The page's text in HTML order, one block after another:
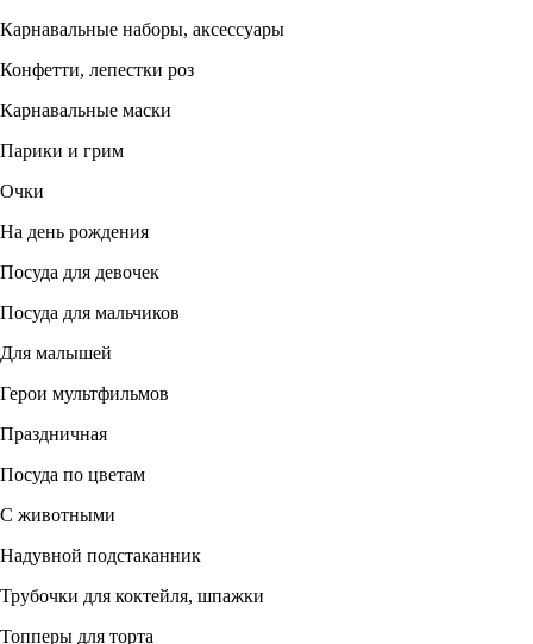
Карнавальные наборы, аксессуары
Конфетти, лепестки роз
Карнавальные маски
Парики и грим
Очки
На день рождения
Посуда для девочек
Посуда для мальчиков
Для малышей
Герои мультфильмов
Праздничная
Посуда по цветам
С животными
Надувной подстаканник
Трубочки для коктейля, шпажки
Топперы для торта